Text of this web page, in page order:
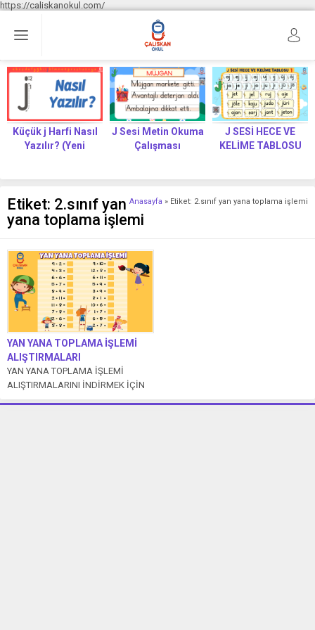
https://caliskanokul.com/
Küçük j Harfi Nasıl
Yazılır? (Yeni
J Sesi Metin Okuma
Çalışması
J SESİ HECE VE
KELİME TABLOSU
Anasayfa » Etiket: 2.sınıf yan yana toplama işlemi
Etiket: 2.sınıf yan
yana toplama işlemi
YAN YANA TOPLAMA İŞLEMİ
ALIŞTIRMALARI
YAN YANA TOPLAMA İŞLEMİ
ALIŞTIRMALARINI İNDİRMEK İÇİN
TIKLAYIN 20 tane yan yana toplama